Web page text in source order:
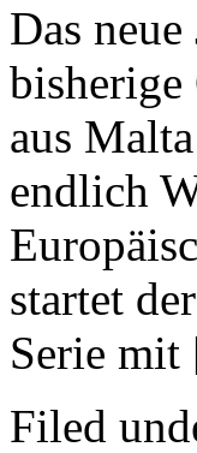
Das
bisherige
aus
endlich
startet
Serie
Filed